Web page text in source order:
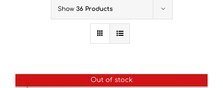
Show 36 Products
Out of stock